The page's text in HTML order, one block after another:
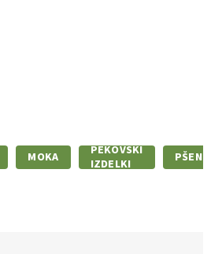
MOKA
PEKOVSKI
IZDELKI